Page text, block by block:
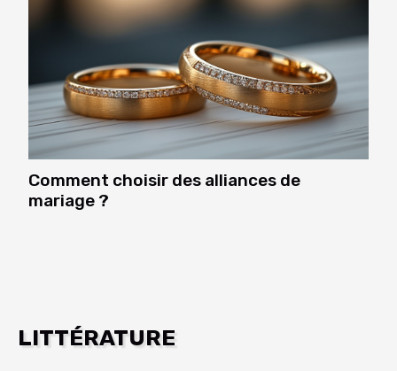
Comment choisir des alliances de
mariage ?
LITTÉRATURE